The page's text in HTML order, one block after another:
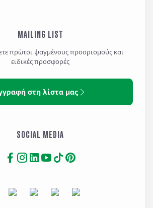
MAILING LIST
πρώτοι ψαγμένους προορισμούς και
ειδικές προσφορές
στη λίστα μας
SOCIAL MEDIA